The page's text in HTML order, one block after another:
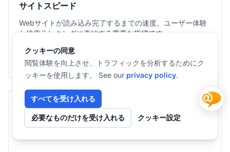
サイトスピード
Webサイトが読み込み完了するまでの速度。ユーザー体験
と検索ランキングに直結する重要な指標です。...
詳細を見る
CLS(累積レイアウトシフト)
CLSはページ読み込み中に要素が予期せず移動する量を測
クッキーの同意
閲覧体験を向上させ、トラフィックを分析するためにク
ッキーを使用します。 See our privacy policy.
すべてを受け入れる
必要なものだけを受け入れる クッキー設定